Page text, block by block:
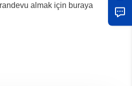
almak için buraya